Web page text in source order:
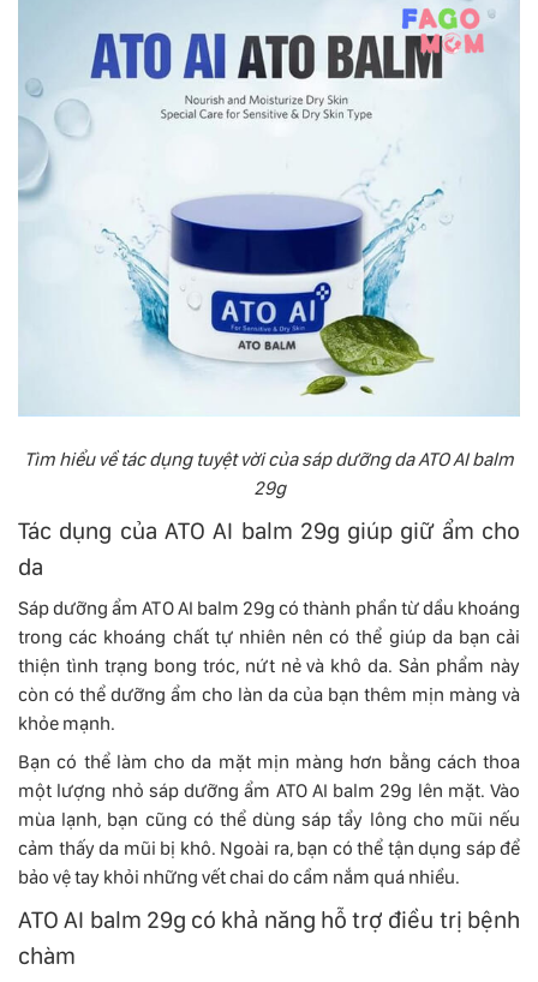
Tìm hiểu về tác dụng tuyệt vời của sáp dưỡng da ATO AI balm
29g
Tác dụng của ATO AI balm 29g giúp giữ ẩm cho
da
Sáp dưỡng ẩm ATO AI balm 29g có thành phần từ dầu khoáng
trong các khoáng chất tự nhiên nên có thể giúp da bạn cải
thiện tình trạng bong tróc, nứt nẻ và khô da. Sản phẩm này
còn có thể dưỡng ẩm cho làn da của bạn thêm mịn màng và
khỏe mạnh.
Bạn có thể làm cho da mặt mịn màng hơn bằng cách thoa
một lượng nhỏ sáp dưỡng ẩm ATO AI balm 29g lên mặt. Vào
mùa lạnh, bạn cũng có thể dùng sáp tẩy lông cho mũi nếu
cảm thấy da mũi bị khô. Ngoài ra, bạn có thể tận dụng sáp để
bảo vệ tay khỏi những vết chai do cầm nắm quá nhiều.
ATO AI balm 29g có khả năng hỗ trợ điều trị bệnh
chàm